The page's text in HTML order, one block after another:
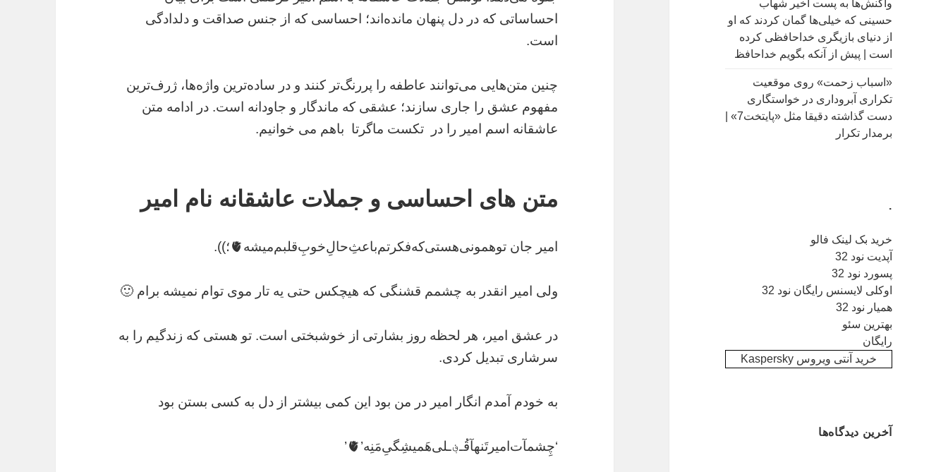
واکنش‌ها به پست اخیر شهاب
حسینی که خیلی‌ها گمان کردند که او
از دنیای بازیگری خداحافظی کرده
است | پیش از آنکه بگویم خداحافظ
«اسباب زحمت» روی موقعیت
تکراری آبروداری در خواستگاری
دست گذاشته دقیقا مثل «پایتخت7» |
برمدار تکرار
.
خرید بک لینک فالو
آپدیت نود 32
پسورد نود 32
اوکلی لایسنس رایگان نود 32
همیار نود 32
بهترین سئو
رایگان
خرید آنتی ویروس Kaspersky
آخرین دیدگاه‌ها
احساساتی که در دل پنهان مانده‌اند؛ احساسی که از جنس صداقت و دلدادگی
است.
چنین متن‌هایی می‌توانند عاطفه را پررنگ‌تر کنند و در ساده‌ترین واژه‌ها، ژرف‌ترین
مفهوم عشق را جاری سازند؛ عشقی که ماندگار و جاودانه است. در ادامه متن
عاشقانه اسم امیر را در تکست ماگرتا باهم می خوانیم.
متن های احساسی و جملات عاشقانه نام امیر
امیر جان تو‌همونی‌هستی‌که‌فکرتم‌باعث‌ِحالِ‌خوبِ‌قلبم‌میشه🫀؛)).
ولی امیر انقدر به چشمم قشنگی که هیچکس حتی یه تار موی توام نمیشه برام 🙂
در عشق امیر، هر لحظه روز بشارتی از خوشبختی است. تو هستی که زندگیم را به
سرشاری تبدیل کردی.
به خودم آمدم انگار امیر در من بود این کمی بیشتر از دل به کسی بستن بود
‘چِشمآت‌امیر‌تَنهآ‌قُـ؋ـلی‌هَمیشِگیِ‌مَنِه’🫀’